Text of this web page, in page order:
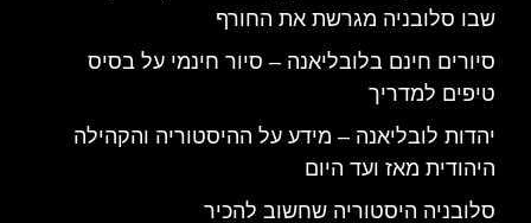
שבו סלובניה מגרשת את החורף
סיורים חינם בלובליאנה – סיור חינמי על בסיס
טיפים למדריך
יהדות לובליאנה – מידע על ההיסטוריה והקהילה
היהודית מאז ועד היום
סלובניה היסטוריה שחשוב להכיר